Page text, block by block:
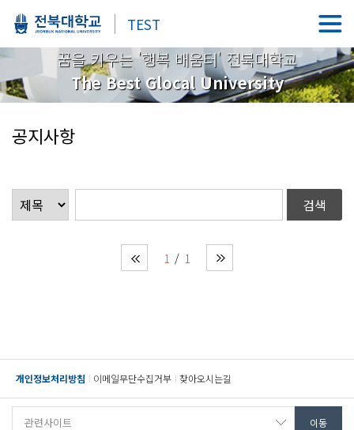
TEST
꿈을 키우는 '행복 배움터' 전북대학교
The Best Glocal University
공지사항
1 1
개인정보처리방침 이메일무단수집거부 찾아오시는길